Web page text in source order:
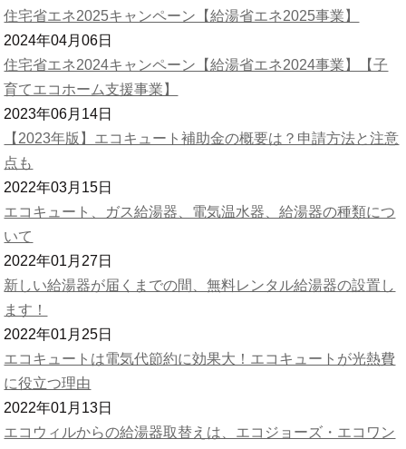
住宅省エネ2025キャンペーン【給湯省エネ2025事業】
2024年04月06日
住宅省エネ2024キャンペーン【給湯省エネ2024事業】【子
育てエコホーム支援事業】
2023年06月14日
【2023年版】エコキュート補助金の概要は？申請方法と注意
点も
2022年03月15日
エコキュート、ガス給湯器、電気温水器、給湯器の種類につ
いて
2022年01月27日
新しい給湯器が届くまでの間、無料レンタル給湯器の設置し
ます！
2022年01月25日
エコキュートは電気代節約に効果大！エコキュートが光熱費
に役立つ理由
2022年01月13日
エコウィルからの給湯器取替えは、エコジョーズ・エコワン